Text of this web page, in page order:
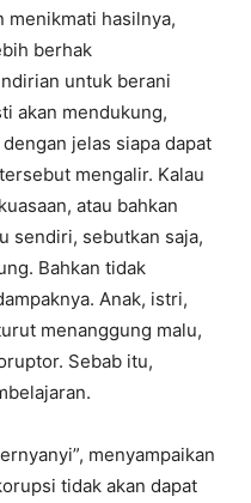
menikmati hasilnya,
berhak
untuk berani
akan mendukung,
jelas siapa dapat
mengalir. Kalau
atau bahkan
sendiri, sebutkan saja,
Bahkan tidak
Anak, istri,
menanggung malu,
Sebab itu,
menyampaikan
tidak akan dapat